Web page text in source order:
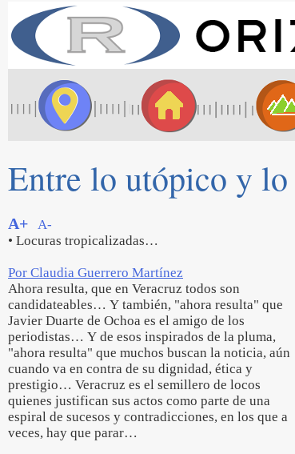
Entre lo utópico y lo
A+
A-
• Locuras tropicalizadas…
Por Claudia Guerrero Martínez
Ahora resulta, que en Veracruz todos son
candidateables… Y también, "ahora resulta" que
Javier Duarte de Ochoa es el amigo de los
periodistas… Y de esos inspirados de la pluma,
"ahora resulta" que muchos buscan la noticia, aún
cuando va en contra de su dignidad, ética y
prestigio… Veracruz es el semillero de locos
quienes justifican sus actos como parte de una
espiral de sucesos y contradicciones, en los que a
veces, hay que parar…